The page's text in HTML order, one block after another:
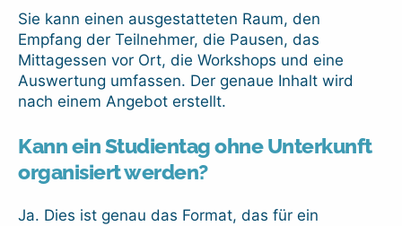
Sie kann einen ausgestatteten Raum, den
Empfang der Teilnehmer, die Pausen, das
Mittagessen vor Ort, die Workshops und eine
Auswertung umfassen. Der genaue Inhalt wird
nach einem Angebot erstellt.
Kann ein Studientag ohne Unterkunft
organisiert werden?
Ja. Dies ist genau das Format, das für ein